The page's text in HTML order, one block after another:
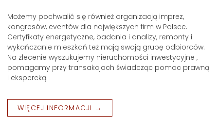
Możemy pochwalić się również organizacją imprez,
kongresów, eventów dla największych firm w Polsce.
Certyfikaty energetyczne, badania i analizy, remonty i
wykańczanie mieszkań też mają swoją grupę odbiorców.
Na zlecenie wyszukujemy nieruchomości inwestycyjne ,
pomagamy przy transakcjach świadcząc pomoc prawną
i ekspercką.
WIĘCEJ INFORMACJI →